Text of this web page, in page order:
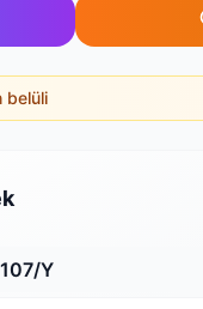
belüli
107/Y